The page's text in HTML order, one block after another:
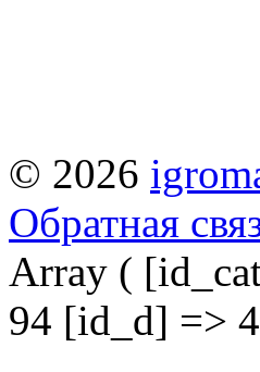
© 2026
Обратная
Array (
94 [id_d] =>